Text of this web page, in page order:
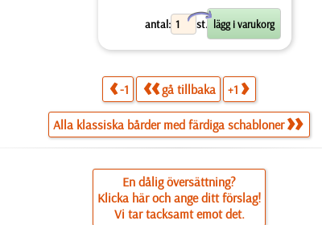
antal: st.
X
-1 gå tillbaka +1
Alla klassiska bårder med färdiga schabloner
En dålig översättning?
Klicka här och ange ditt förslag!
Vi tar tacksamt emot det.